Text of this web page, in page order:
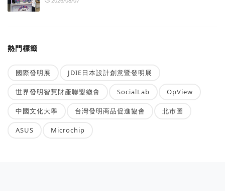
熱門標籤
國際發明展 JDIE日本設計創意暨發明展
世界發明智慧財產聯盟總會 SocialLab OpView
中國文化大學 台灣發明商品促進協會 北市圖
ASUS Microchip